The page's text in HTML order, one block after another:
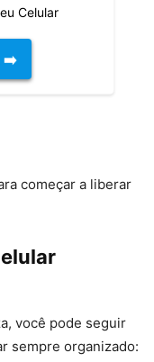
Celular
➡️
começar a liberar
você pode seguir
sempre organizado: